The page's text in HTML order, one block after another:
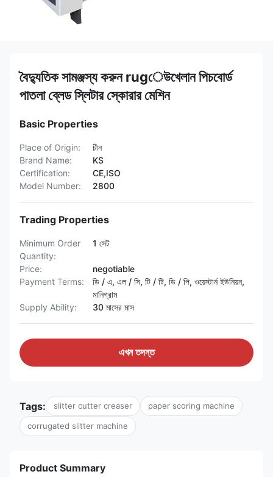
বৈদ্যুতিক সামঞ্জস্য করুন rugেউখেলান পিচবোর্ড
পাতলা ব্লেড স্লিটার স্কোরার মেশিন
Basic Properties
Place of Origin:
চীন
Brand Name:
KS
Certification:
CE,ISO
Model Number:
2800
Trading Properties
Minimum Order
Quantity:
1 সেট
Price:
negotiable
Payment Terms:
ডি / এ, এল / সি, টি / টি, ডি / পি, ওয়েস্টার্ন ইউনিয়ন,
মানিগ্রাম
Supply Ability:
30 মাসের মাস
এখন তদন্ত
Tags: slitter cutter creaser paper scoring machine
corrugated slitter machine
Product Summary